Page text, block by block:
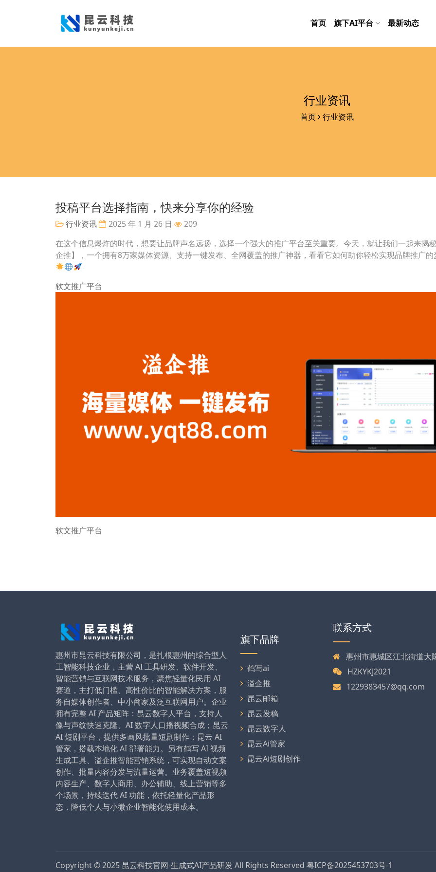
首页 旗下AI平台 最新动态
行业资讯
首页 行业资讯
投稿平台选择指南，快来分享你的经验
行业资讯 2025 年 1 月 26 日
209
在这个信息爆炸的时代，想要让品牌声名远扬，选择一个强大的推广平台至关重要。今天，就让我们一起来揭
企推】，一个拥有8万家媒体资源、支持一键发布、全网覆盖的推广神器，看看它如何助你轻松实现品牌推广的
软文推广平台
软文推广平台
惠州市昆云科技有限公司，是扎根惠州的综合型人
工智能科技企业，主营 AI 工具研发、软件开发、
智能营销与互联网技术服务，聚焦轻量化民用 AI
赛道，主打低门槛、高性价比的智能解决方案，服
务自媒体创作者、中小商家及泛互联网用户。企业
拥有完整 AI 产品矩阵：昆云数字人平台，支持人
像与声纹快速克隆、AI 数字人口播视频合成；昆云
AI 短剧平台，提供多画风批量短剧制作；昆云 AI
管家，搭载本地化 AI 部署能力。另有鹤写 AI 视频
生成工具、溢企推智能营销系统，可实现自动文案
创作、批量内容分发与流量运营。业务覆盖短视频
内容生产、数字人商用、办公辅助、线上营销等多
个场景，持续迭代 AI 功能，依托轻量化产品形
态，降低个人与小微企业智能化使用成本。
旗下品牌
鹤写ai
溢企推
昆云邮箱
昆云发稿
昆云数字人
昆云Ai管家
昆云Ai短剧创作
联系方式
惠州市惠城区江北街道大
HZKYKJ2021
1229383457@qq.com
Copyright © 2025 昆云科技官网-生成式AI产品研发All Rights Reserved 粤ICP备2025453703号-1